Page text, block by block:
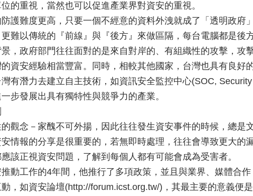
的重視，當然也可以促進產業界對資安的重視。
護難度更高，只要一個不經意的資料外洩就成了「透明政府
難以傳統的『前線』與『後方』來做區隔，每台電腦都是後
，政府部門往往面對的是來自對岸的、有組織性的攻擊，攻
資安經驗相當豐富。同時，相較其他國家，台灣也具有良好
有潛力去建立自主技術，如資訊安全監控中心(SOC, Security
步發展出具有獨特性與競爭力的產業。
觀念－家醜不可外揚，因此往往發生資安事件的時候，總是
情報的分享是很重要的，若無即時處理，往往會導致更大的
該正視資安問題，了解到每個人都有可能會成為受害者。
動工作的4年間，他推行了多項政策，並且與業界、媒體合作
，如資安論壇(http://forum.icst.org.tw/)，其最主要的意義便